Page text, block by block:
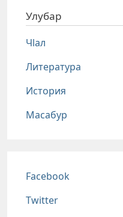
Улубар
Чlал
Литература
История
Масабур
Соц сети
Facebook
Twitter